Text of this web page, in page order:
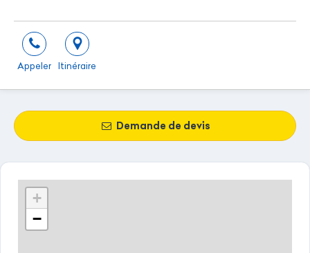
Appeler Itinéraire
Demande de devis
+
−